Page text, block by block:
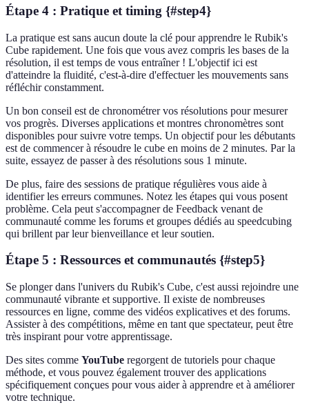
Étape 4 : Pratique et timing {#step4}
La pratique est sans aucun doute la clé pour apprendre le Rubik's
Cube rapidement. Une fois que vous avez compris les bases de la
résolution, il est temps de vous entraîner ! L'objectif ici est
d'atteindre la fluidité, c'est-à-dire d'effectuer les mouvements sans
réfléchir constamment.
Un bon conseil est de chronométrer vos résolutions pour mesurer
vos progrès. Diverses applications et montres chronomètres sont
disponibles pour suivre votre temps. Un objectif pour les débutants
est de commencer à résoudre le cube en moins de 2 minutes. Par la
suite, essayez de passer à des résolutions sous 1 minute.
De plus, faire des sessions de pratique régulières vous aide à
identifier les erreurs communes. Notez les étapes qui vous posent
problème. Cela peut s'accompagner de Feedback venant de
communauté comme les forums et groupes dédiés au speedcubing
qui brillent par leur bienveillance et leur soutien.
Étape 5 : Ressources et communautés {#step5}
Se plonger dans l'univers du Rubik's Cube, c'est aussi rejoindre une
communauté vibrante et supportive. Il existe de nombreuses
ressources en ligne, comme des vidéos explicatives et des forums.
Assister à des compétitions, même en tant que spectateur, peut être
très inspirant pour votre apprentissage.
Des sites comme YouTube regorgent de tutoriels pour chaque
méthode, et vous pouvez également trouver des applications
spécifiquement conçues pour vous aider à apprendre et à améliorer
votre technique.